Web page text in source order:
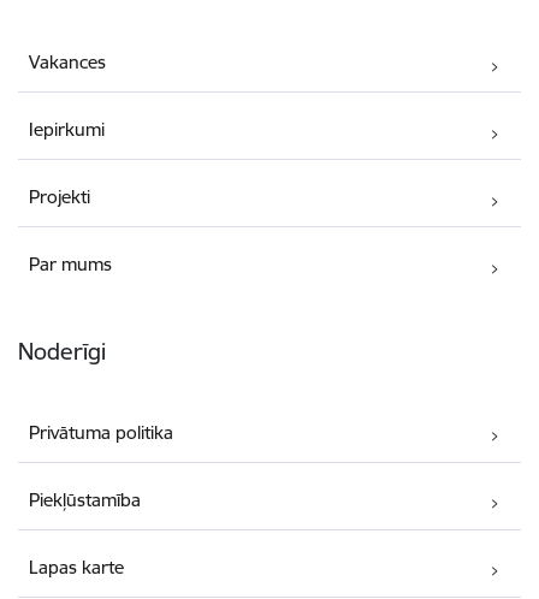
Vakances
Iepirkumi
Projekti
Par mums
Noderīgi
Privātuma politika
Piekļūstamība
Lapas karte